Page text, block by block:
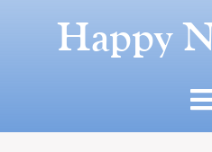
Happy